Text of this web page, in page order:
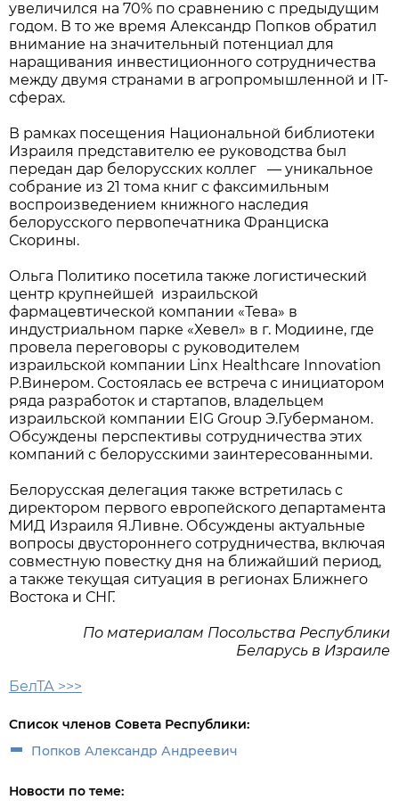
увеличился на 70% по сравнению с предыдущим
годом. В то же время Александр Попков обратил
внимание на значительный потенциал для
наращивания инвестиционного сотрудничества
между двумя странами в агропромышленной и IT-
сферах.
В рамках посещения Национальной библиотеки
Израиля представителю ее руководства был
передан дар белорусских коллег — уникальное
собрание из 21 тома книг с факсимильным
воспроизведением книжного наследия
белорусского первопечатника Франциска
Скорины.
Ольга Политико посетила также логистический
центр крупнейшей израильской
фармацевтической компании «Тева» в
индустриальном парке «Хевел» в г. Модиине, где
провела переговоры с руководителем
израильской компании Linx Healthcare Innovation
Р.Винером. Состоялась ее встреча с инициатором
ряда разработок и стартапов, владельцем
израильской компании EIG Group Э.Губерманом.
Обсуждены перспективы сотрудничества этих
компаний с белорусскими заинтересованными.
Белорусская делегация также встретилась с
директором первого европейского департамента
МИД Израиля Я.Ливне. Обсуждены актуальные
вопросы двустороннего сотрудничества, включая
совместную повестку дня на ближайший период,
а также текущая ситуация в регионах Ближнего
Востока и СНГ.
По материалам Посольства Республики
Беларусь в Израиле
БелТА >>>
Список членов Совета Республики:
Попков Александр Андреевич
Новости по теме: